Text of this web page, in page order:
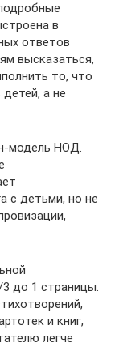
в
ответов
высказаться,
то, что
а не
модель НОД.
с детьми, но не
до 1 страницы.
и книг,
легче